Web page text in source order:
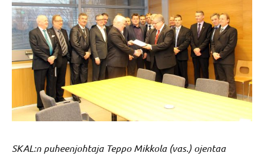
SKAL:n puheenjohtaja Teppo Mikkola (vas.) ojentaa